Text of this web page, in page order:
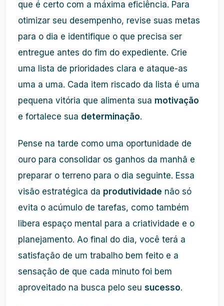
que é certo com a máxima eficiência. Para
otimizar seu desempenho, revise suas metas
para o dia e identifique o que precisa ser
entregue antes do fim do expediente. Crie
uma lista de prioridades clara e ataque-as
uma a uma. Cada item riscado da lista é uma
pequena vitória que alimenta sua motivação
e fortalece sua determinação.
Pense na tarde como uma oportunidade de
ouro para consolidar os ganhos da manhã e
preparar o terreno para o dia seguinte. Essa
visão estratégica da produtividade não só
evita o acúmulo de tarefas, como também
libera espaço mental para a criatividade e o
planejamento. Ao final do dia, você terá a
satisfação de um trabalho bem feito e a
sensação de que cada minuto foi bem
aproveitado na busca pelo seu sucesso.